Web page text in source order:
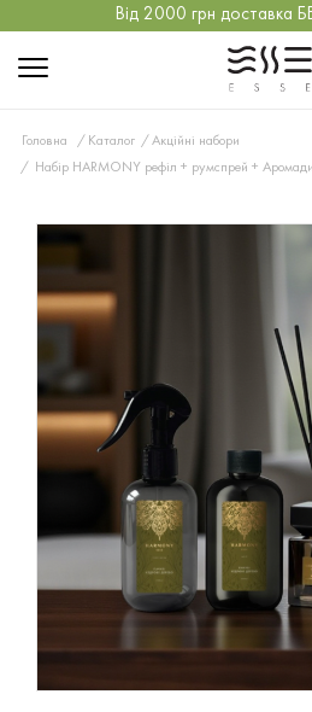
Від 2000 грн доставка
Головна Каталог
Акційні набори
Набір HARMONY рефіл + румспрей +